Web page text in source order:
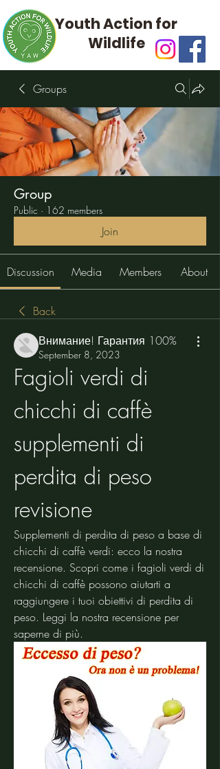
Youth Action for
Wildlife
Groups
Group
Public · 162 members
Join
Discussion Media Members About
Back
Внимание! Гарантия 100%
September 8, 2023
Fagioli verdi di
chicchi di caffè
supplementi di
perdita di peso
revisione
Supplementi di perdita di peso a base di
chicchi di caffè verdi: ecco la nostra
recensione. Scopri come i fagioli verdi di
chicchi di caffè possono aiutarti a
raggiungere i tuoi obiettivi di perdita di
peso. Leggi la nostra recensione per
saperne di più.